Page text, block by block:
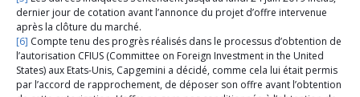
dernier jour de cotation avant l’annonce du projet d’offre intervenue
après la clôture du marché.
[6] Compte tenu des progrès réalisés dans le processus d’obtention de
l’autorisation CFIUS (Committee on Foreign Investment in the United
States) aux Etats-Unis, Capgemini a décidé, comme cela lui était permis
par l’accord de rapprochement, de déposer son offre avant l’obtention